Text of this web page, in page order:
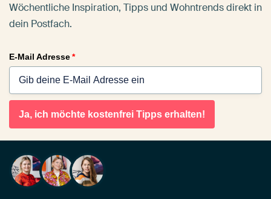
Wöchentliche Inspiration, Tipps und Wohntrends direkt in
dein Postfach.
E-Mail Adresse*
Ja, ich möchte kostenfrei Tipps erhalten!